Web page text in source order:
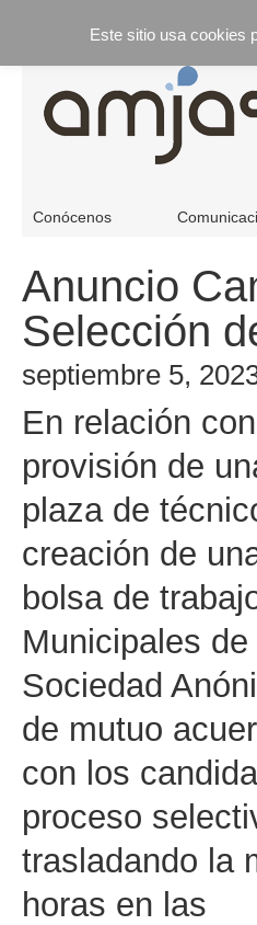
Conócenos
Anuncio
Selección
septiembre 5,
En relación
provisión de
plaza de
creación de
bolsa de
Municipales
Sociedad
de mutuo
con los
proceso
trasladando la
horas en las
Este sitio usa cookies